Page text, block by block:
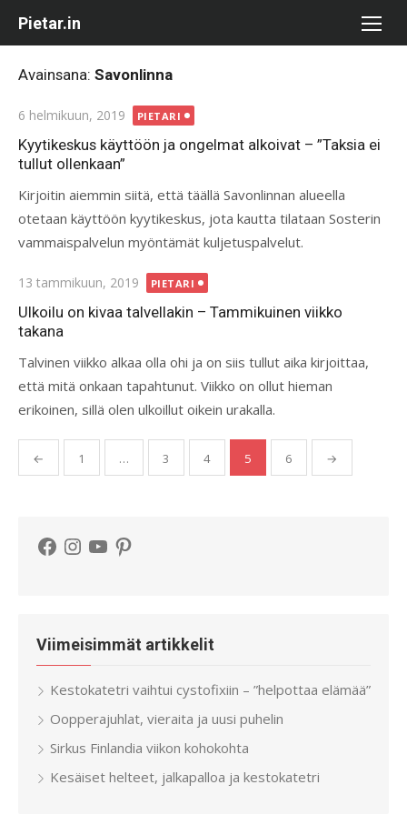
Pietar.in
Avainsana: Savonlinna
Posted
on
6 helmikuun, 2019 PIETARI
Kyytikeskus käyttöön ja ongelmat alkoivat – ”Taksia ei
tullut ollenkaan”
Kirjoitin aiemmin siitä, että täällä Savonlinnan alueella
otetaan käyttöön kyytikeskus, jota kautta tilataan Sosterin
vammaispalvelun myöntämät kuljetuspalvelut.
Posted
on
13 tammikuun, 2019 PIETARI
Ulkoilu on kivaa talvellakin – Tammikuinen viikko
takana
Talvinen viikko alkaa olla ohi ja on siis tullut aika kirjoittaa,
että mitä onkaan tapahtunut. Viikko on ollut hieman
erikoinen, sillä olen ulkoillut oikein urakalla.
Artikkelien
sivutus
← 1 … 3 4 5 6 →
Facebook
Instagram
YouTubePinterest
Viimeisimmät artikkelit
Kestokatetri vaihtui cystofixiin – ”helpottaa elämää”
Oopperajuhlat, vieraita ja uusi puhelin
Sirkus Finlandia viikon kohokohta
Kesäiset helteet, jalkapalloa ja kestokatetri